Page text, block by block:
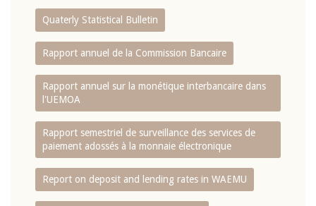
Quaterly Statistical Bulletin
Rapport annuel de la Commission Bancaire
Rapport annuel sur la monétique interbancaire dans
l'UEMOA
Rapport semestriel de surveillance des services de
paiement adossés à la monnaie électronique
Report on deposit and lending rates in WAEMU